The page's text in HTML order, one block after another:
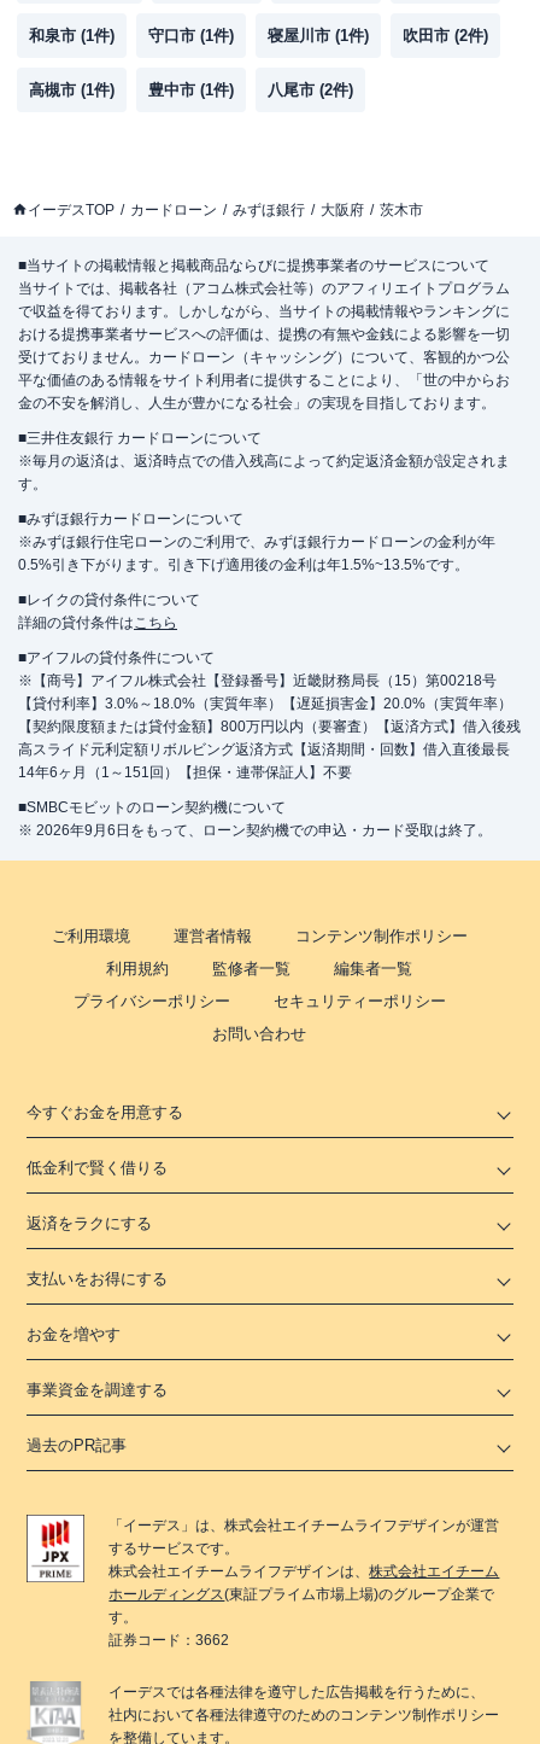
和泉市 (1件) 守口市 (1件) 寝屋川市 (1件) 吹田市 (2件)
高槻市 (1件) 豊中市 (1件) 八尾市 (2件)
イーデスTOP カードローン みずほ銀行 大阪府 茨木市
■当サイトの掲載情報と掲載商品ならびに提携事業者のサービスについて
当サイトでは、掲載各社（アコム株式会社等）のアフィリエイトプログラム
で収益を得ております。しかしながら、当サイトの掲載情報やランキングに
おける提携事業者サービスへの評価は、提携の有無や金銭による影響を一切
受けておりません。カードローン（キャッシング）について、客観的かつ公
平な価値のある情報をサイト利用者に提供することにより、「世の中からお
金の不安を解消し、人生が豊かになる社会」の実現を目指しております。
■三井住友銀行 カードローンについて
※毎月の返済は、返済時点での借入残高によって約定返済金額が設定されま
す。
■みずほ銀行カードローンについて
※みずほ銀行住宅ローンのご利用で、みずほ銀行カードローンの金利が年
0.5%引き下がります。引き下げ適用後の金利は年1.5%~13.5%です。
■レイクの貸付条件について
詳細の貸付条件はこちら
■アイフルの貸付条件について
※【商号】アイフル株式会社【登録番号】近畿財務局長（15）第00218号
【貸付利率】3.0%～18.0%（実質年率）【遅延損害金】20.0%（実質年率）
【契約限度額または貸付金額】800万円以内（要審査）【返済方式】借入後残
高スライド元利定額リボルビング返済方式【返済期間・回数】借入直後最長
14年6ヶ月（1～151回）【担保・連帯保証人】不要
■SMBCモビットのローン契約機について
※ 2026年9月6日をもって、ローン契約機での申込・カード受取は終了。
ご利用環境 運営者情報
コンテンツ制作ポリシー
利用規約
監修者一覧
編集者一覧
プライバシーポリシー
セキュリティーポリシー
お問い合わせ
今すぐお金を用意する
低金利で賢く借りる
返済をラクにする
支払いをお得にする
お金を増やす
事業資金を調達する
過去のPR記事
「 イーデス 」は、株式会社エイチームライフデザインが運営
するサービスです。
株式会社エイチームライフデザインは、株式会社エイチーム
ホールディングス(東証プライム市場上場)のグループ企業で
す。
証券コード：3662
イーデスでは各種法律を遵守した広告掲載を行うために、
社内において各種法律遵守のためのコンテンツ制作ポリシー
を整備しています。